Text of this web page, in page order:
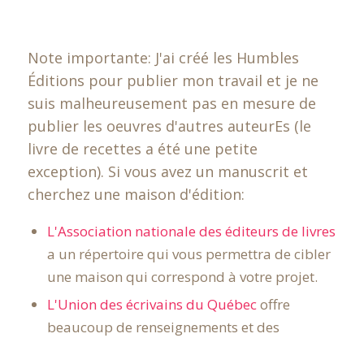
Note importante: J'ai créé les Humbles
Éditions pour publier mon travail et je ne
suis malheureusement pas en mesure de
publier les oeuvres d'autres auteurEs (le
livre de recettes a été une petite
exception). Si vous avez un manuscrit et
cherchez une maison d'édition:
L'Association nationale des éditeurs de livres
a un répertoire qui vous permettra de cibler
une maison qui correspond à votre projet.
L'Union des écrivains du Québecoffre
beaucoup de renseignements et des